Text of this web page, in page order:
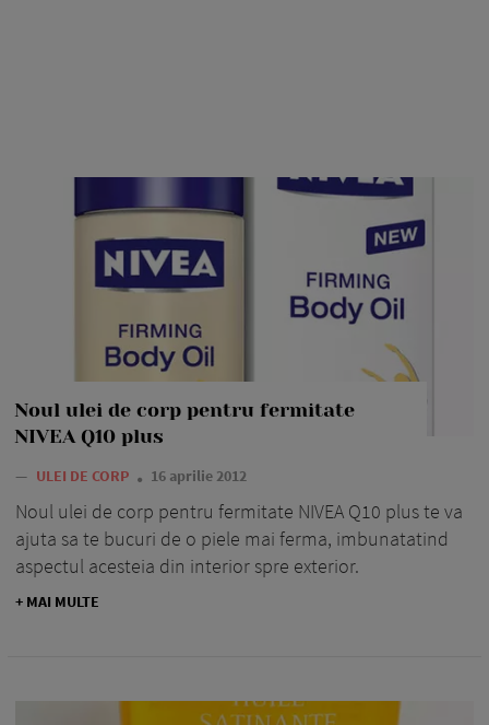
Noul ulei de corp pentru fermitate
NIVEA Q10 plus
— ULEI DE CORP 16 aprilie 2012
Noul ulei de corp pentru fermitate NIVEA Q10 plus te va
ajuta sa te bucuri de o piele mai ferma, imbunatatind
aspectul acesteia din interior spre exterior.
+ MAI MULTE